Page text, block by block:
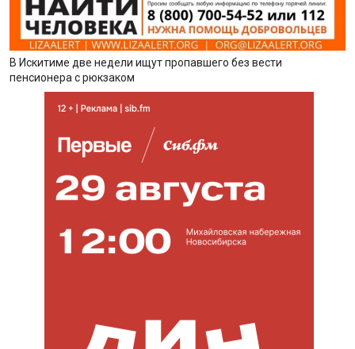
В Искитиме две недели ищут пропавшего без вести
пенсионера с рюкзаком